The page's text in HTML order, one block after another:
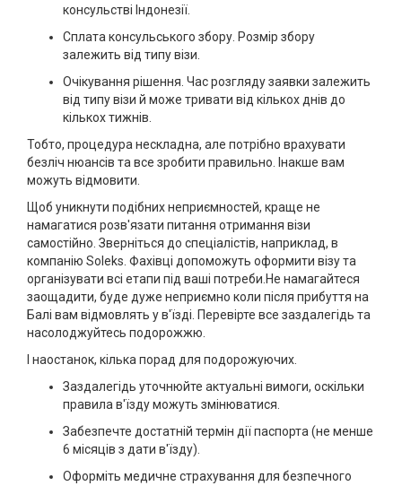
консульстві Індонезії.
Сплата консульського збору. Розмір збору
залежить від типу візи.
Очікування рішення. Час розгляду заявки залежить
від типу візи й може тривати від кількох днів до
кількох тижнів.
Тобто, процедура нескладна, але потрібно врахувати
безліч нюансів та все зробити правильно. Інакше вам
можуть відмовити.
Щоб уникнути подібних неприємностей, краще не
намагатися розв'язати питання отримання візи
самостійно. Зверніться до спеціалістів, наприклад, в
компанію Soleks. Фахівці допоможуть оформити візу та
організувати всі етапи під ваші потреби.Не намагайтеся
заощадити, буде дуже неприємно коли після прибуття на
Балі вам відмовлять у в'їзді. Перевірте все заздалегідь та
насолоджуйтесь подорожжю.
І наостанок, кілька порад для подорожуючих.
Заздалегідь уточнюйте актуальні вимоги, оскільки
правила в'їзду можуть змінюватися.
Забезпечте достатній термін дії паспорта (не менше
6 місяців з дати в'їзду).
Оформіть медичне страхування для безпечного